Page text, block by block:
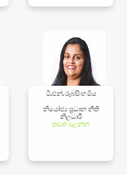
ටී.එන්. රූබසිංහ මිය
නියෝජ්‍ය ප්‍රධාන නීති
නිලධාරී
තවත් බලන්න